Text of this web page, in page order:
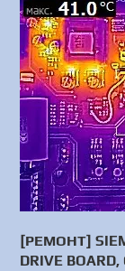
[РЕМОНТ]
DRIVE